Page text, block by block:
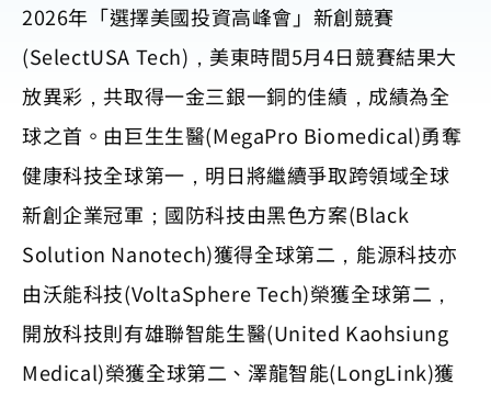
2026年「選擇美國投資高峰會」新創競賽
(SelectUSA Tech)，美東時間5月4日競賽結果大
放異彩，共取得一金三銀一銅的佳績，成績為全
球之首。由巨生生醫(MegaPro Biomedical)勇奪
健康科技全球第一，明日將繼續爭取跨領域全球
新創企業冠軍；國防科技由黑色方案(Black
Solution Nanotech)獲得全球第二，能源科技亦
由沃能科技(VoltaSphere Tech)榮獲全球第二，
開放科技則有雄聯智能生醫(United Kaohsiung
Medical)榮獲全球第二、澤龍智能(LongLink)獲